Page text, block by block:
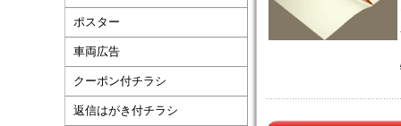
ポスター
車両広告
クーポン付チラシ
返信はがき付チラシ